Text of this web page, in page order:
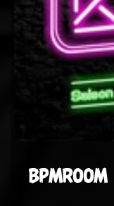
BPMROOM